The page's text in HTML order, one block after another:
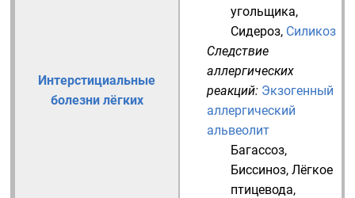
Интерстициальные
болезни лёгких
угольщика,
Сидероз, Силикоз
Следствие
аллергических
реакций: Экзогенный
аллергический
альвеолит
Багассоз,
Биссиноз, Лёгкое
птицевода,